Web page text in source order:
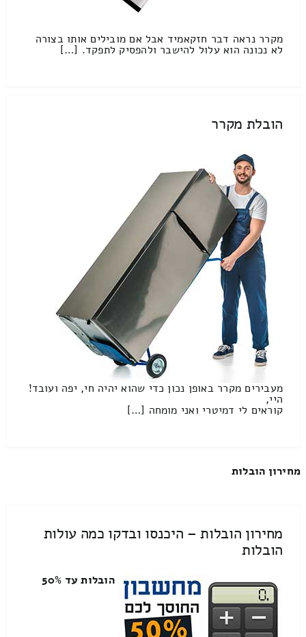
מקרר נראה דבר חזקאמיד אבל אם מובילים אותו בצורה
לא נכונה הוא עלול להישבר ולהפסיק לתפקד. […]
הובלת מקרר
מעבירים מקרר באופן נכון כדי שהוא יהיה חי, יפה ועובד!
היי,
קוראים לי דמיטרי ואני מומחה […]
מחירון הובלות
מחירון הובלות – היכנסו ובדקו כמה עולות
הובלות
הובלות עד 50%